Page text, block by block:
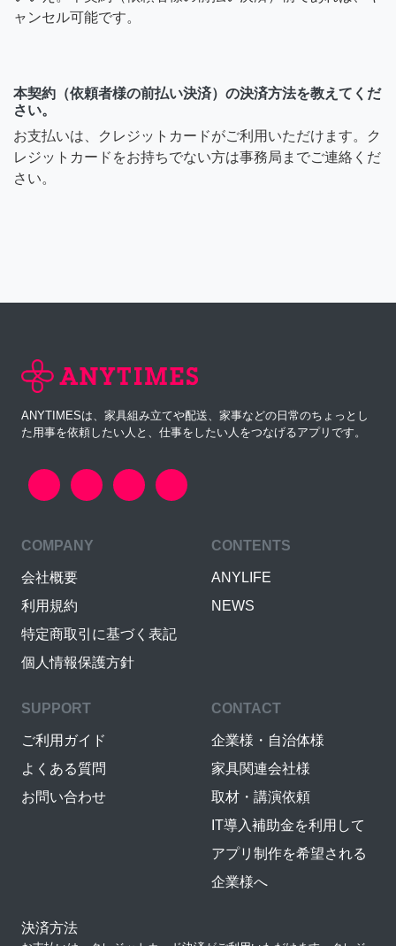
ャンセル可能です。
本契約（依頼者様の前払い決済）の決済方法を教えてくだ
さい。
お支払いは、クレジットカードがご利用いただけます。ク
レジットカードをお持ちでない方は事務局までご連絡くだ
さい。
ANYTIMESは、家具組み立てや配送、家事などの日常のちょっとし
た用事を依頼したい人と、仕事をしたい人をつなげるアプリです。
COMPANY
会社概要
利用規約
特定商取引に基づく表記
個人情報保護方針
CONTENTS
ANYLIFE
NEWS
SUPPORT
ご利用ガイド
よくある質問
お問い合わせ
CONTACT
企業様・自治体様
家具関連会社様
取材・講演依頼
IT導入補助金を利用して
アプリ制作を希望される
企業様へ
決済方法